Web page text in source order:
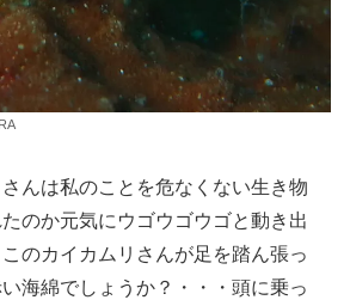
んは私のことを危なくない生き物
のか元気にウゴウゴウゴと動き出
のカイカムリさんが足を踏ん張っ
海綿でしょうか？・・・頭に乗っ